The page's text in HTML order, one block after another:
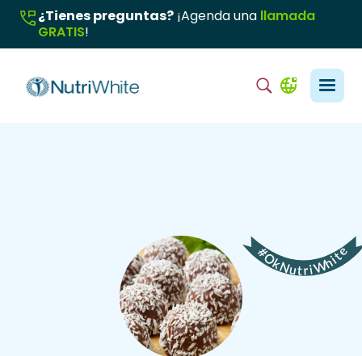
¿Tienes preguntas? ¡Agenda una llamada
GRATIS!